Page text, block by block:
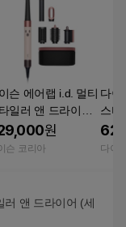
슨 에어랩 i.d. 멀티
일러 앤 드라이어
라믹 핑크)
원
슨 코리아
다이
스타
(블
다이
러 앤 드라이어 (세